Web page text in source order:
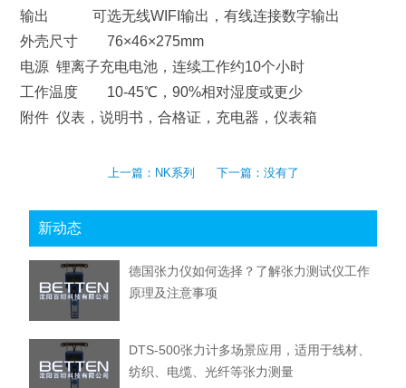
输出 可选无线WIFI输出，有线连接数字输出
外壳尺寸 76×46×275mm
电源 锂离子充电电池，连续工作约10个小时
工作温度 10-45℃，90%相对湿度或更少
附件 仪表，说明书，合格证，充电器，仪表箱
上一篇： NK系列 下一篇：没有了
新动态
德国张力仪如何选择？了解张力测试仪工作
原理及注意事项
DTS-500张力计多场景应用，适用于线材、
纺织、电缆、光纤等张力测量